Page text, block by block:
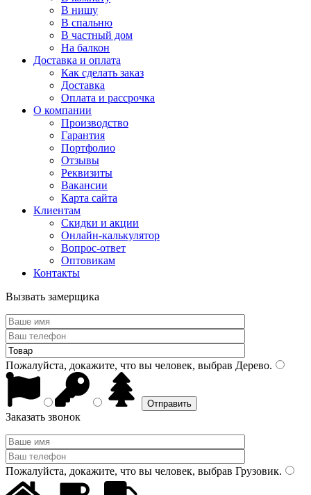
В нишу
В спальню
В частный дом
На балкон
Доставка и оплата
Как сделать заказ
Доставка
Оплата и рассрочка
О компании
Производство
Гарантия
Портфолио
Отзывы
Реквизиты
Вакансии
Карта сайта
Клиентам
Скидки и акции
Онлайн-калькулятор
Вопрос-ответ
Оптовикам
Контакты
Вызвать замерщика
Пожалуйста, докажите, что вы человек, выбрав Дерево.
Заказать звонок
Пожалуйста, докажите, что вы человек, выбрав Грузовик.